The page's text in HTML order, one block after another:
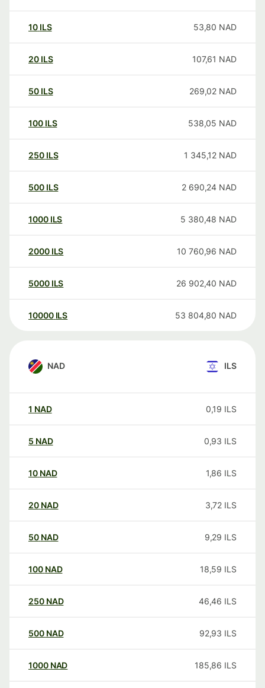
10 ILS 53,80 NAD
20 ILS 107,61 NAD
50 ILS 269,02 NAD
100 ILS 538,05 NAD
250 ILS 1 345,12 NAD
500 ILS 2 690,24 NAD
1000 ILS 5 380,48 NAD
2000 ILS 10 760,96 NAD
5000 ILS 26 902,40 NAD
10000 ILS 53 804,80 NAD
NAD ILS
1 NAD 0,19 ILS
5 NAD 0,93 ILS
10 NAD 1,86 ILS
20 NAD 3,72 ILS
50 NAD 9,29 ILS
100 NAD 18,59 ILS
250 NAD 46,46 ILS
500 NAD 92,93 ILS
1000 NAD 185,86 ILS